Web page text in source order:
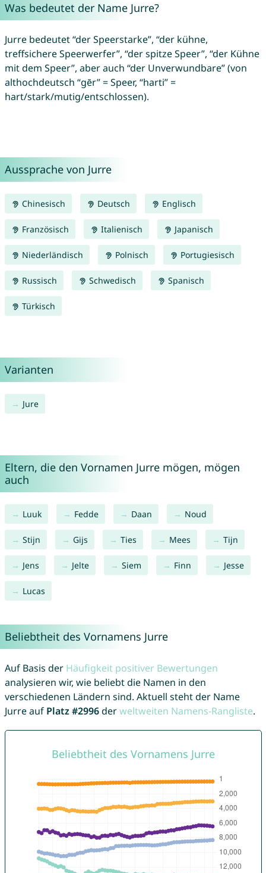
Was bedeutet der Name Jurre?
Jurre bedeutet “der Speerstarke”, “der kühne,
treffsichere Speerwerfer”, “der spitze Speer”, “der Kühne
mit dem Speer”, aber auch “der Unverwundbare” (von
althochdeutsch “gēr” = Speer, “harti” =
hart/stark/mutig/entschlossen).
Aussprache von Jurre
Chinesisch Deutsch Englisch
Französisch Italienisch Japanisch
Niederländisch Polnisch Portugiesisch
Russisch Schwedisch Spanisch
Türkisch
Varianten
Jure
Eltern, die den Vornamen Jurre mögen, mögen
auch
Luuk Fedde Daan Noud
Stijn Gijs Ties Mees Tijn
Jens Jelte Siem Finn Jesse
Lucas
Beliebtheit des Vornamens Jurre
Auf Basis der Häufigkeit positiver Bewertungen
analysieren wir, wie beliebt die Namen in den
verschiedenen Ländern sind. Aktuell steht der Name
Jurre auf Platz #2996derweltweiten Namens-Rangliste.